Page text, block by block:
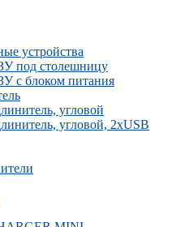
устройства
под столешницу
с блоком питания
угловой
угловой, 2xUSB